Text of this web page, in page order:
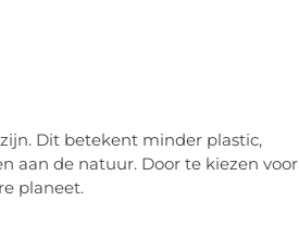
Dit betekent minder plastic,
aan de natuur. Door te kiezen voor
planeet.